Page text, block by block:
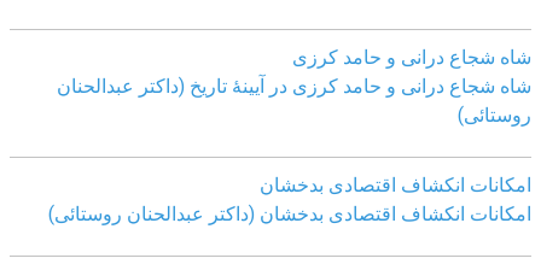
شاه شجاع درانی و حامد کرزی
شاه شجاع درانی و حامد کرزی در آیینۀ تاریخ (داکتر عبدالحنان
روستائی)
امکانات انکشاف اقتصادی بدخشان
امکانات انکشاف اقتصادی بدخشان (داکتر عبدالحنان روستائی)